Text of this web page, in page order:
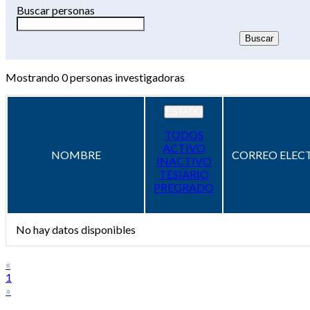
Buscar personas
Mostrando0personas investigadoras
NOMBRE
TODOS
ACTIVO
INACTIVO
TESIARIO
PREGRADO
CORREO
No hay datos disponibles
«
1
»